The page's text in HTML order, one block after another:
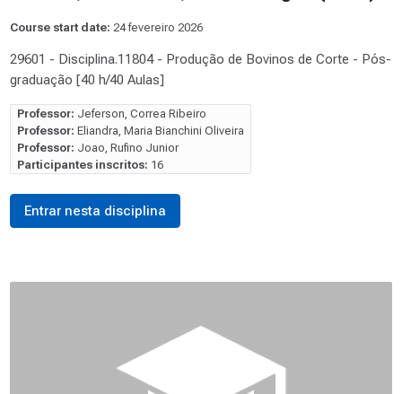
Course start date: 24 fevereiro 2026
29601 - Disciplina.11804 - Produção de Bovinos de Corte - Pós-
graduação [40 h/40 Aulas]
Professor: Jeferson, Correa Ribeiro
Professor: Eliandra, Maria Bianchini Oliveira
Professor: Joao, Rufino Junior
Participantes inscritos: 16
Entrar nesta disciplina